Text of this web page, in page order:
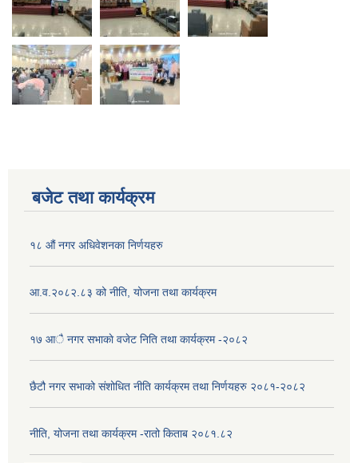
बजेट तथा कार्यक्रम
१८ औं नगर अधिवेशनका निर्णयहरु
आ.व.२०८२.८३ को नीति, योजना तथा कार्यक्रम
१७ आै नगर सभाकाे वजेट निति तथा कार्यक्रम -२०८२
छैटौ नगर सभाको संशोधित नीति कार्यक्रम तथा निर्णयहरु २०८१-२०८२
नीति, योजना तथा कार्यक्रम -रातो किताब २०८१.८२